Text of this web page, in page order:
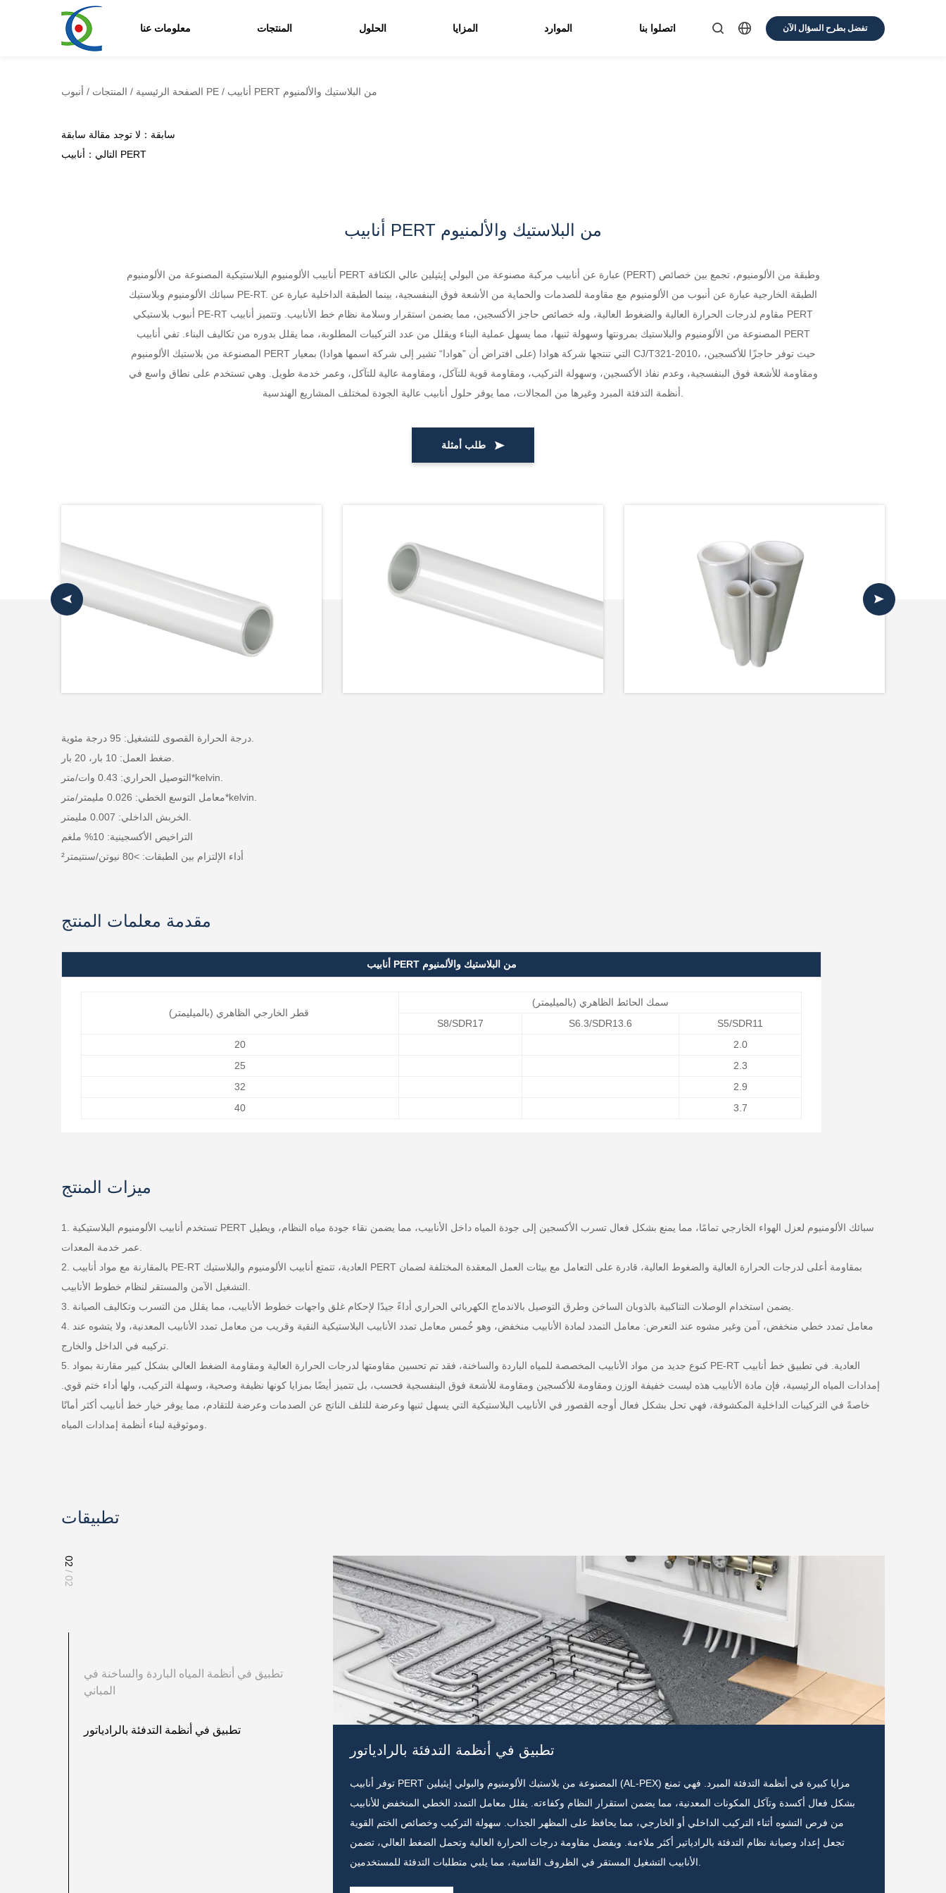
معلومات عنا المنتجات الحلول المزايا الموارد اتصلوا بنا تفضل بطرح السؤال الآن
الصفحة الرئيسية / المنتجات / أنبوب PE / أنابيب PERT من البلاستيك والألمنيوم
سابقة：لا توجد مقالة سابقة
التالي：أنابيب PERT
أنابيب PERT من البلاستيك والألمنيوم
أنابيب الألومنيوم البلاستيكية المصنوعة من الألومنيوم PERT عبارة عن أنابيب مركبة مصنوعة من البولي إيثيلين عالي الكثافة (PERT) وطبقة من الألومنيوم، تجمع بين خصائص
سبائك الألومنيوم وبلاستيك PE-RT. الطبقة الخارجية عبارة عن أنبوب من الألومنيوم مع مقاومة للصدمات والحماية من الأشعة فوق البنفسجية، بينما الطبقة الداخلية عبارة عن
أنبوب بلاستيكي PE-RT مقاوم لدرجات الحرارة العالية والضغوط العالية، وله خصائص حاجز الأكسجين، مما يضمن استقرار وسلامة نظام خط الأنابيب. وتتميز أنابيب PERT
المصنوعة من الألومنيوم والبلاستيك بمرونتها وسهولة ثنيها، مما يسهل عملية البناء ويقلل من عدد التركيبات المطلوبة، مما يقلل بدوره من تكاليف البناء. تفي أنابيب PERT
المصنوعة من بلاستيك الألومنيوم PERT التي تنتجها شركة هوادا (على افتراض أن ”هوادا“ تشير إلى شركة اسمها هوادا) بمعيار CJ/T321-2010، حيث توفر حاجزًا للأكسجين،
ومقاومة للأشعة فوق البنفسجية، وعدم نفاذ الأكسجين، وسهولة التركيب، ومقاومة قوية للتآكل، ومقاومة عالية للتآكل، وعمر خدمة طويل. وهي تستخدم على نطاق واسع في
طلب أمثلة
درجة الحرارة القصوى للتشغيل: 95 درجة مئوية.
ضغط العمل: 10 بار، 20 بار.
التوصيل الحراري: 0.43 وات/متر*kelvin.
معامل التوسع الخطي: 0.026 مليمتر/متر*kelvin.
الخربش الداخلي: 0.007 مليمتر.
التراخيص الأكسجينية: 10% ملغم
أداء الإلتزام بين الطبقات: >80 نيوتن/سنتيمتر²
مقدمة معلمات المنتج
أنابيب PERT من البلاستيك والألمنيوم
سمك الحائط الظاهري (بالميليمتر)
S8/SDR17
S6.3/SDR13.6
S5/SDR11
20
2.0
25
2.3
32
2.9
40
3.7
ميزات المنتج
1. تستخدم أنابيب الألومنيوم البلاستيكية PERT سبائك الألومنيوم لعزل الهواء الخارجي تمامًا، مما يمنع بشكل فعال تسرب الأكسجين إلى جودة المياه داخل الأنابيب، مما يضمن نقاء جودة مياه النظام، ويطيل
2. بالمقارنة مع مواد أنابيب PE-RT العادية، تتمتع أنابيب الألومنيوم والبلاستيك PERT بمقاومة أعلى لدرجات الحرارة العالية والضغوط العالية، قادرة على التعامل مع بيئات العمل المعقدة المختلفة لضمان
4. معامل تمدد خطي منخفض، آمن وغير مشوه عند التعرض: معامل التمدد لمادة الأنابيب منخفض، وهو خُمس معامل تمدد الأنابيب البلاستيكية النقية وقريب من معامل تمدد الأنابيب المعدنية، ولا يتشوه عند
5. كنوع جديد من مواد الأنابيب المخصصة للمياه الباردة والساخنة، فقد تم تحسين مقاومتها لدرجات الحرارة العالية ومقاومة الضغط العالي بشكل كبير مقارنة بمواد PE-RT العادية. في تطبيق خط أنابيب
إمدادات المياه الرئيسية، فإن مادة الأنابيب هذه ليست خفيفة الوزن ومقاومة للأكسجين ومقاومة للأشعة فوق البنفسجية فحسب، بل تتميز أيضًا بمزايا كونها نظيفة وصحية، وسهلة التركيب، ولها أداء ختم قوي.
خاصةً في التركيبات الداخلية المكشوفة، فهي تحل بشكل فعال أوجه القصور في الأنابيب البلاستيكية التي يسهل ثنيها وعرضة للتلف الناتج عن الصدمات وعرضة للتقادم، مما يوفر خيار خط أنابيب أكثر أمانًا
تطبيقات
02
/ 02
تطبيق في أنظمة المياه الباردة والساخنة في
المباني
تطبيق في أنظمة التدفئة بالرادياتور
تطبيق في أنظمة التدفئة بالرادياتور
توفر أنابيب PERT المصنوعة من بلاستيك الألومنيوم والبولي إيثيلين (AL-PEX) مزايا كبيرة في أنظمة التدفئة المبرد. فهي تمنع
بشكل فعال أكسدة وتآكل المكونات المعدنية، مما يضمن استقرار النظام وكفاءته. يقلل معامل التمدد الخطي المنخفض للأنابيب
من فرص التشوه أثناء التركيب الداخلي أو الخارجي، مما يحافظ على المظهر الجذاب. سهولة التركيب وخصائص الختم القوية
تجعل إعداد وصيانة نظام التدفئة بالرادياتير أكثر ملاءمة. وبفضل مقاومة درجات الحرارة العالية وتحمل الضغط العالي، تضمن